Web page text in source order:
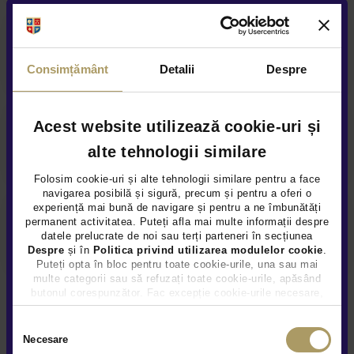
Consimțământ Detalii Despre
Acest website utilizează cookie-uri și
alte tehnologii similare
Folosim cookie-uri și alte tehnologii similare pentru a face
navigarea posibilă și sigură, precum și pentru a oferi o
experiență mai bună de navigare și pentru a ne îmbunătăți
permanent activitatea. Puteți afla mai multe informații despre
datele prelucrate de noi sau terți parteneri în secțiunea
Despre și în Politica privind utilizarea modulelor cookie.
Puteți opta în bloc pentru toate cookie-urile, una sau mai
multe categorii sau să refuzați toate cookie-urile, apăsând
butonul corespunzător. Fac excepție cookie-urile necesare,
care sunt activate automat, conform legislației în vigoare.
Necesare
Asigurare auto
Asistenta rutiera garantata